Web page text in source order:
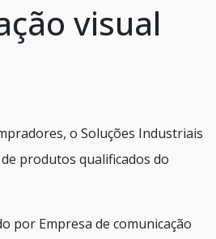
visual
o Soluções Industriais
produtos qualificados do
por Empresa de comunicação